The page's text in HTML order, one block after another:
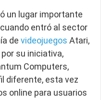
un lugar importante
entró al sector
de videojuegos Atari,
su iniciativa,
Computers,
diferente, esta vez
online para usuarios